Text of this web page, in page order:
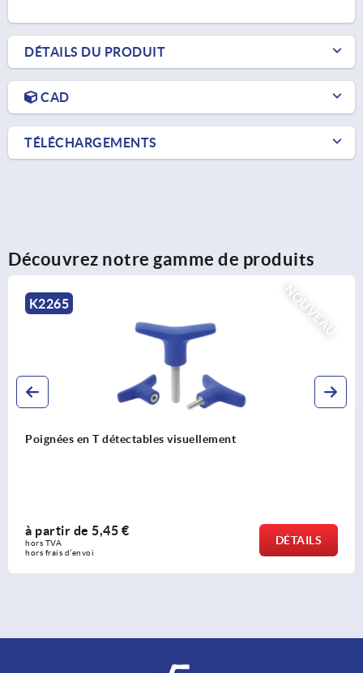
DÉTAILS DU PRODUIT
CAD
TÉLÉCHARGEMENTS
Découvrez notre gamme de produits
Poignées en T antibactériennes
à partir de
hors frais d’envoi